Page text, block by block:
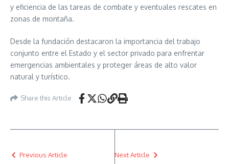
y eficiencia de las tareas de combate y eventuales rescates en
zonas de montaña.
Desde la fundación destacaron la importancia del trabajo
conjunto entre el Estado y el sector privado para enfrentar
emergencias ambientales y proteger áreas de alto valor
natural y turístico.
Share this Article
Previous Article Next Article